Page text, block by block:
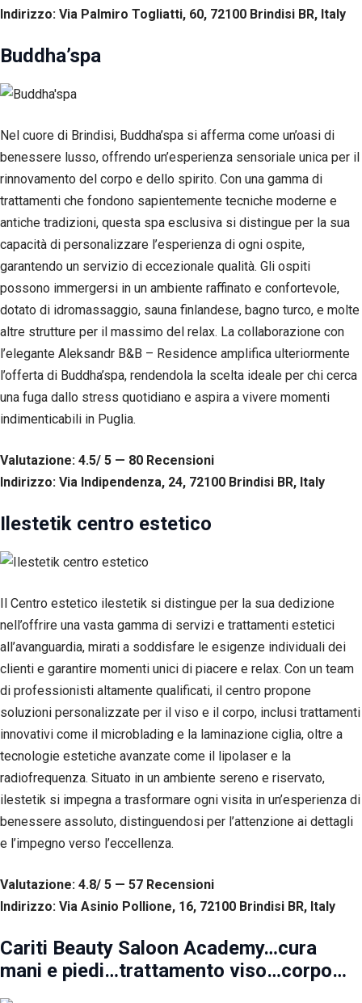
Indirizzo: Via Palmiro Togliatti, 60, 72100 Brindisi BR, Italy
Buddha’spa
Nel cuore di Brindisi, Buddha’spa si afferma come un’oasi di
benessere lusso, offrendo un’esperienza sensoriale unica per il
rinnovamento del corpo e dello spirito. Con una gamma di
trattamenti che fondono sapientemente tecniche moderne e
antiche tradizioni, questa spa esclusiva si distingue per la sua
capacità di personalizzare l’esperienza di ogni ospite,
garantendo un servizio di eccezionale qualità. Gli ospiti
possono immergersi in un ambiente raffinato e confortevole,
dotato di idromassaggio, sauna finlandese, bagno turco, e molte
altre strutture per il massimo del relax. La collaborazione con
l’elegante Aleksandr B&B – Residence amplifica ulteriormente
l’offerta di Buddha’spa, rendendola la scelta ideale per chi cerca
una fuga dallo stress quotidiano e aspira a vivere momenti
indimenticabili in Puglia.
Valutazione: 4.5/ 5 — 80 Recensioni
Indirizzo: Via Indipendenza, 24, 72100 Brindisi BR, Italy
Ilestetik centro estetico
Il Centro estetico ilestetik si distingue per la sua dedizione
nell’offrire una vasta gamma di servizi e trattamenti estetici
all’avanguardia, mirati a soddisfare le esigenze individuali dei
clienti e garantire momenti unici di piacere e relax. Con un team
di professionisti altamente qualificati, il centro propone
soluzioni personalizzate per il viso e il corpo, inclusi trattamenti
innovativi come il microblading e la laminazione ciglia, oltre a
tecnologie estetiche avanzate come il lipolaser e la
radiofrequenza. Situato in un ambiente sereno e riservato,
ilestetik si impegna a trasformare ogni visita in un’esperienza di
benessere assoluto, distinguendosi per l’attenzione ai dettagli
e l’impegno verso l’eccellenza.
Valutazione: 4.8/ 5 — 57 Recensioni
Indirizzo: Via Asinio Pollione, 16, 72100 Brindisi BR, Italy
Cariti Beauty Saloon Academy…cura
mani e piedi…trattamento viso…corpo…